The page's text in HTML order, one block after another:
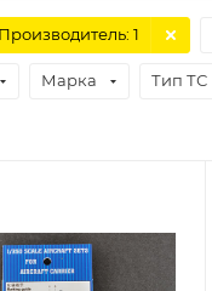
Производитель: 1
Марка Тип ТС